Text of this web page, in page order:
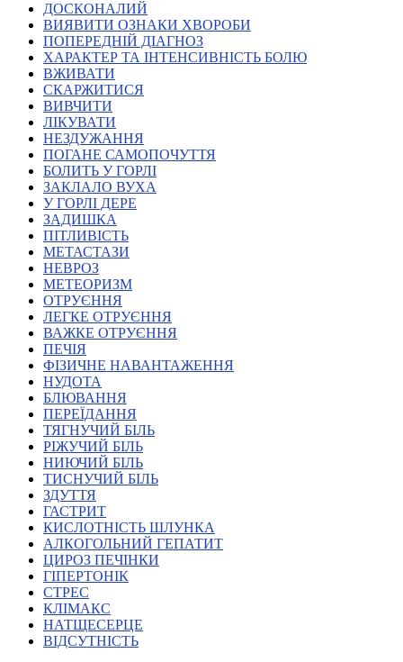
Запорізька область
Івано-Франківська область
Київ
Київська область
Миколаївська область
Одеська область
Полтавська область
Рівненська область
Сумська область
Тернопільська область
Херсонська область
Хмельницька область
Черкаська область
Чернігівська область
Особи відповідальні за контактування з
питань укладення договорів
Вивчаємо жестову мову
Дитяча сторінка
Новини про жестову мову
Ресурс для вивчення жестових мов різних країн
ЦУЖМ
Проєкт "Жестова мова для поліцейських"
Про шахрайські схеми
ВІКТОРИНА
На допомогу військовим
Медична термінологія жестовою мовою
ДОСКОНАЛИЙ
ВИЯВИТИ ОЗНАКИ ХВОРОБИ
ПОПЕРЕДНІЙ ДІАГНОЗ
ХАРАКТЕР ТА ІНТЕНСИВНІСТЬ БОЛЮ
ВЖИВАТИ
СКАРЖИТИСЯ
ВИВЧИТИ
ЛІКУВАТИ
НЕЗДУЖАННЯ
ПОГАНЕ САМОПОЧУТТЯ
БОЛИТЬ У ГОРЛІ
ЗАКЛАЛО ВУХА
У ГОРЛІ ДЕРЕ
ЗАДИШКА
ПІТЛИВІСТЬ
МЕТАСТАЗИ
НЕВРОЗ
МЕТЕОРИЗМ
ОТРУЄННЯ
ЛЕГКЕ ОТРУЄННЯ
ВАЖКЕ ОТРУЄННЯ
ПЕЧІЯ
ФІЗИЧНЕ НАВАНТАЖЕННЯ
НУДОТА
БЛЮВАННЯ
ПЕРЕЇДАННЯ
ТЯГНУЧИЙ БІЛЬ
РІЖУЧИЙ БІЛЬ
НИЮЧИЙ БІЛЬ
ТИСНУЧИЙ БІЛЬ
ЗДУТТЯ
ГАСТРИТ
КИСЛОТНІСТЬ ШЛУНКА
АЛКОГОЛЬНИЙ ГЕПАТИТ
ЦИРОЗ ПЕЧІНКИ
ГІПЕРТОНІК
СТРЕС
КЛІМАКС
НАТЩЕСЕРЦЕ
ВІДСУТНІСТЬ